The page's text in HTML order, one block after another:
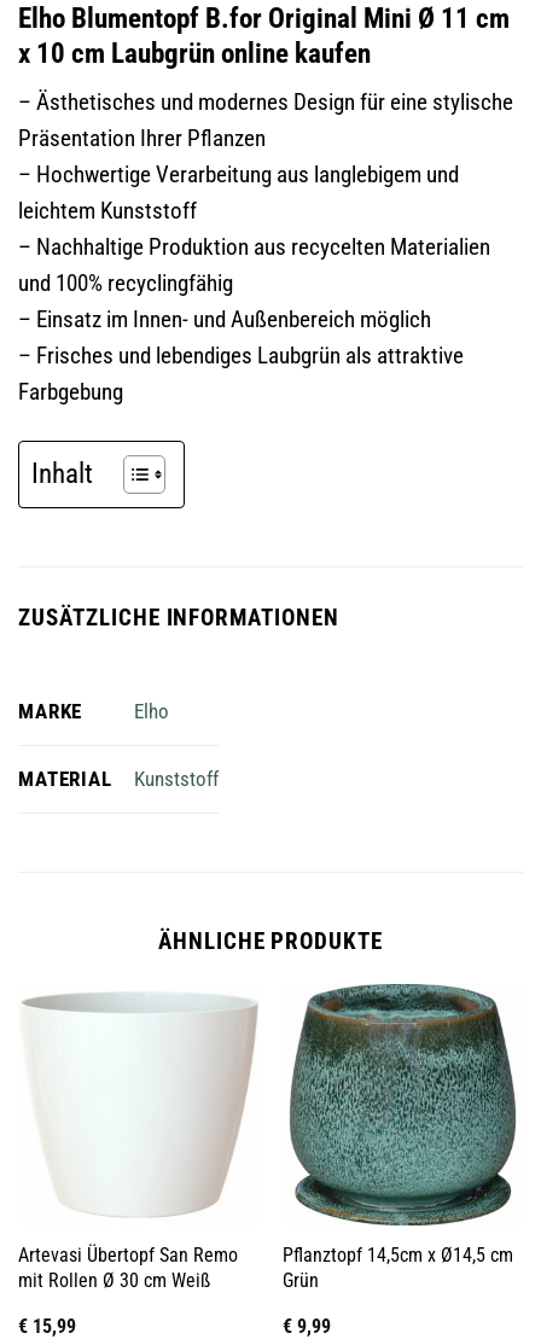
Elho Blumentopf B.for Original Mini Ø 11 cm
x 10 cm Laubgrün online kaufen
– Ästhetisches und modernes Design für eine stylische
Präsentation Ihrer Pflanzen
– Hochwertige Verarbeitung aus langlebigem und
leichtem Kunststoff
– Nachhaltige Produktion aus recycelten Materialien
und 100% recyclingfähig
– Einsatz im Innen- und Außenbereich möglich
– Frisches und lebendiges Laubgrün als attraktive
Farbgebung
Inhalt
ZUSÄTZLICHE INFORMATIONEN
MARKE Elho
MATERIAL Kunststoff
ÄHNLICHE PRODUKTE
Artevasi Übertopf San Remo
mit Rollen Ø 30 cm Weiß
€15,99
Pflanztopf 14,5cm x Ø14,5 cm
Grün
€9,99